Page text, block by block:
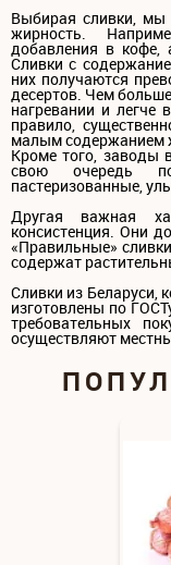
Выбирая сливки, мы
жирность.
добавления в кофе,
Сливки с
них получаются
десертов. Чем
нагревании и легче
правило,
малым содержанием
Кроме того, заводы
свою очередь
пастеризованные,
Другая важная
консистенция. Они
«Правильные»
содержат
Сливки из Беларуси,
изготовлены по
требовательных
осуществляют